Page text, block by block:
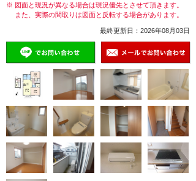
※ 図面と現況が異なる場合は現況優先とさせて頂きます。
また、実際の間取りは図面と反転する場合があります。
最終更新日：2026年08月03日